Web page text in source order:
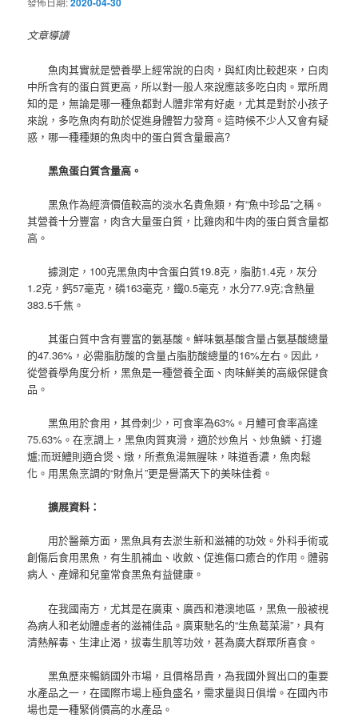
文章導讀
魚肉其實就是營養學上經常說的白肉，與紅肉比較起來，白肉
中所含有的蛋白質更高，所以對一般人來說應該多吃白肉。眾所周
知的是，無論是哪一種魚都對人體非常有好處，尤其是對於小孩子
來說，多吃魚肉有助於促進身體智力發育。這時候不少人又會有疑
惑，哪一種種類的魚肉中的蛋白質含量最高?
黑魚蛋白質含量高。
黑魚作為經濟價值較高的淡水名貴魚類，有“魚中珍品”之稱。
其營養十分豐富，肉含大量蛋白質，比雞肉和牛肉的蛋白質含量都
高。
據測定，100克黑魚肉中含蛋白質19.8克，脂肪1.4克，灰分
1.2克，鈣57毫克，磷163毫克，鐵0.5毫克，水分77.9克;含熱量
383.5千焦。
其蛋白質中含有豐富的氨基酸。鮮味氨基酸含量占氨基酸總量
的47.36%，必需脂肪酸的含量占脂肪酸總量的16%左右。因此，
從營養學角度分析，黑魚是一種營養全面、肉味鮮美的高級保健食
品。
黑魚用於食用，其骨刺少，可食率為63%。月鱧可食率高達
75.63%。在烹調上，黑魚肉質爽滑，適於炒魚片、炒魚鱗、打邊
爐;而斑鱧則適合煲、燉，所煮魚湯無腥味，味道香濃，魚肉鬆
化。用黑魚烹調的“財魚片”更是譽滿天下的美味佳肴。
擴展資料：
用於醫藥方面，黑魚具有去淤生新和滋補的功效。外科手術或
創傷后食用黑魚，有生肌補血、收斂、促進傷口癒合的作用。體弱
病人、產婦和兒童常食黑魚有益健康。
在我國南方，尤其是在廣東、廣西和港澳地區，黑魚一般被視
為病人和老幼體虛者的滋補佳品。廣東馳名的“生魚葛菜湯”，具有
清熱解毒、生津止渴，拔毒生肌等功效，甚為廣大群眾所喜食。
黑魚歷來暢銷國外市場，且價格昂貴，為我國外貿出口的重要
水產品之一，在國際市場上極負盛名，需求量與日俱增。在國內市
場也是一種緊俏價高的水產品。